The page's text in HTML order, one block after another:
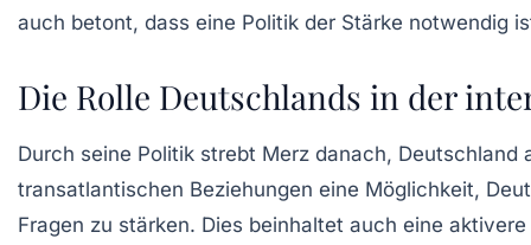
auch betont, dass eine Politik der Stärke notwendig
Die Rolle Deutschlands in der
Durch seine Politik strebt Merz danach,
transatlantischen Beziehungen eine Möglichkeit,
Fragen zu stärken. Dies beinhaltet auch eine